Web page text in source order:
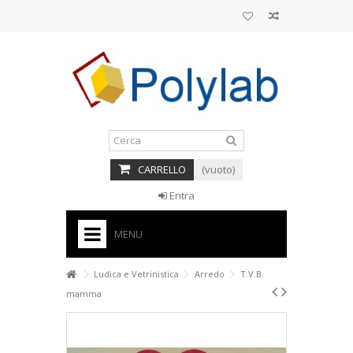
CARRELLO
(vuoto)
Entra
MENU
HOME
+
Ludica e Vetrinistica Arredo
T.V.B.
mamma